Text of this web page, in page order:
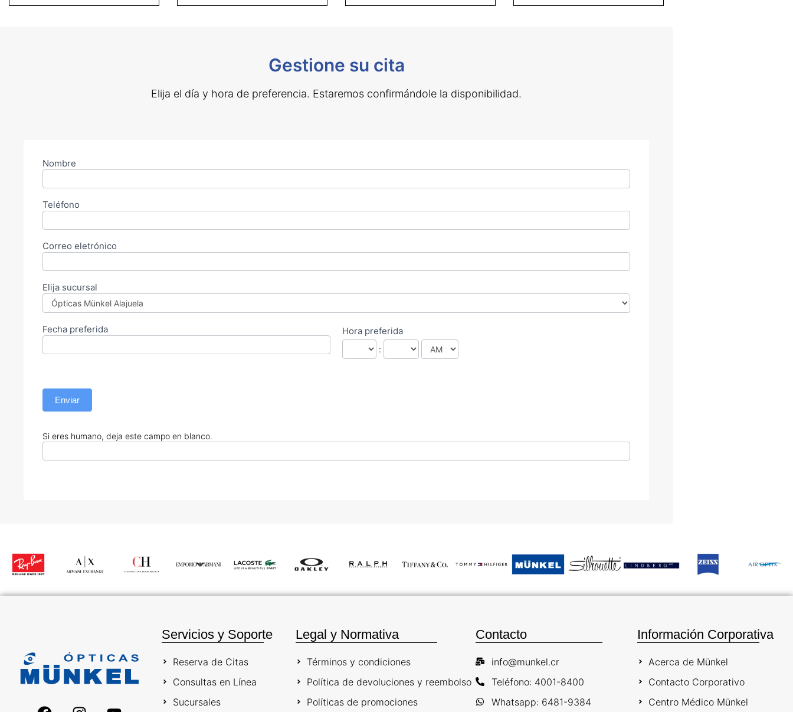
Gestione su cita
Elija el día y hora de preferencia. Estaremos confirmándole la disponibilidad.
Citas
Nombre
Teléfono
Correo eletrónico
Elija sucursal
Fecha preferida Hora preferida
:
Enviar
Si eres humano, deja este campo en blanco.
Servicios y Soporte
Reserva de Citas
Consultas en Línea
Sucursales
Legal y Normativa
Términos y condiciones
Política de devoluciones y reembolso
Políticas de promociones
Contacto
info@munkel.cr
Teléfono: 4001-8400
Whatsapp: 6481-9384
Información Corporativa
Acerca de Münkel
Contacto Corporativo
Centro Médico Münkel